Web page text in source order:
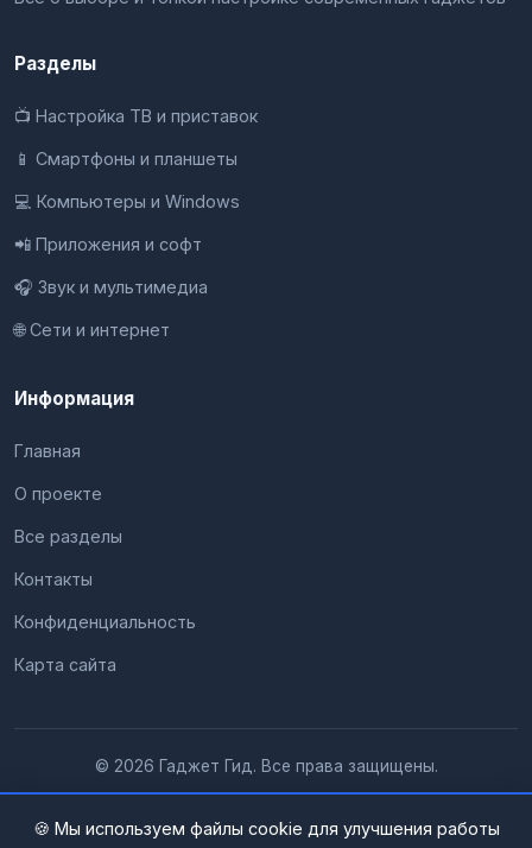
Разделы
📺 Настройка ТВ и приставок
📱 Смартфоны и планшеты
💻 Компьютеры и Windows
📲 Приложения и софт
🎧 Звук и мультимедиа
🌐 Сети и интернет
Информация
Главная
О проекте
Все разделы
Контакты
Конфиденциальность
Карта сайта
© 2026 Гаджет Гид. Все права защищены.
🍪 Мы используем файлы cookie для улучшения работы